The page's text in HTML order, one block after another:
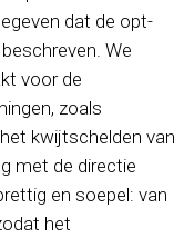
dat de opt-
We
voor de
zoals
kwijtschelden van
met de directie
en soepel: van
het